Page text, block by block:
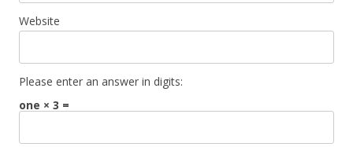
Website
Please enter an answer in digits:
one × 3 =